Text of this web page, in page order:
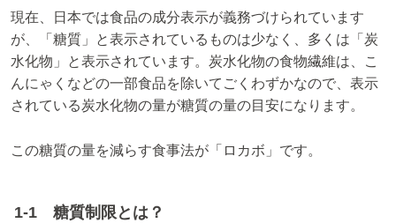
現在、日本では食品の成分表示が義務づけられています
が、「糖質」と表示されているものは少なく、多くは「炭
水化物」と表示されています。炭水化物の食物繊維は、こ
んにゃくなどの一部食品を除いてごくわずかなので、表示
されている炭水化物の量が糖質の量の目安になります。
この糖質の量を減らす食事法が「ロカボ」です。
1-1 糖質制限とは？